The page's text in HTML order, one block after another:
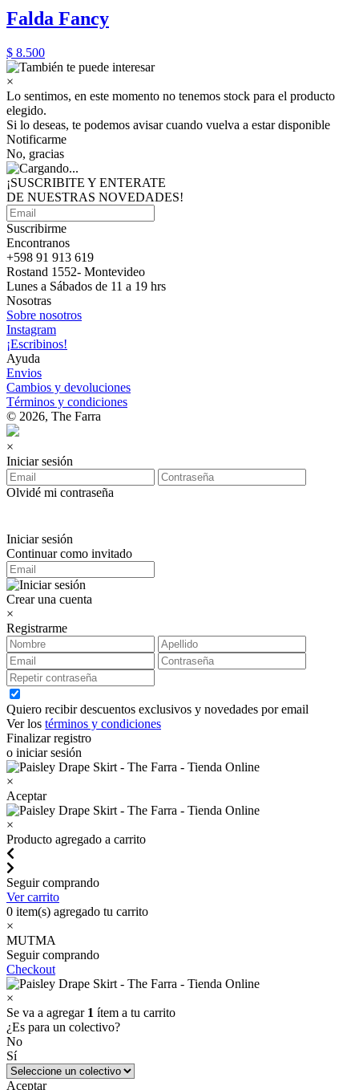
Falda Fancy
$ 8.500
×
Lo sentimos, en este momento no tenemos stock para el producto
elegido.
Si lo deseas, te podemos avisar cuando vuelva a estar disponible
Notificarme
No, gracias
¡SUSCRIBITE Y ENTERATE
DE NUESTRAS NOVEDADES!
Suscribirme
Encontranos
+598 91 913 619
Rostand 1552- Montevideo
Lunes a Sábados de 11 a 19 hrs
Nosotras
Sobre nosotros
Instagram
¡Escribinos!
Ayuda
Envios
Cambios y devoluciones
Términos y condiciones
© 2026, The Farra
×
Iniciar sesión
Olvidé mi contraseña
Iniciar sesión
Continuar como invitado
Crear una cuenta
×
Registrarme
Quiero recibir descuentos exclusivos y novedades por email
Ver los términos y condiciones
Finalizar registro
o iniciar sesión
×
Aceptar
×
Producto agregado a carrito
Seguir comprando
Ver carrito
0 item(s) agregado tu carrito
×
MUTMA
Seguir comprando
Checkout
×
Se va a agregar 1 ítem a tu carrito
¿Es para un colectivo?
No
Sí
Aceptar